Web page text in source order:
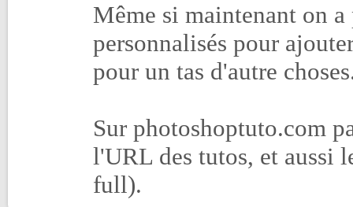
Même si maintenant on
personnalisés pour
pour un tas d'autre
Sur photoshoptuto.com
l'URL des tutos, et aussi
full).